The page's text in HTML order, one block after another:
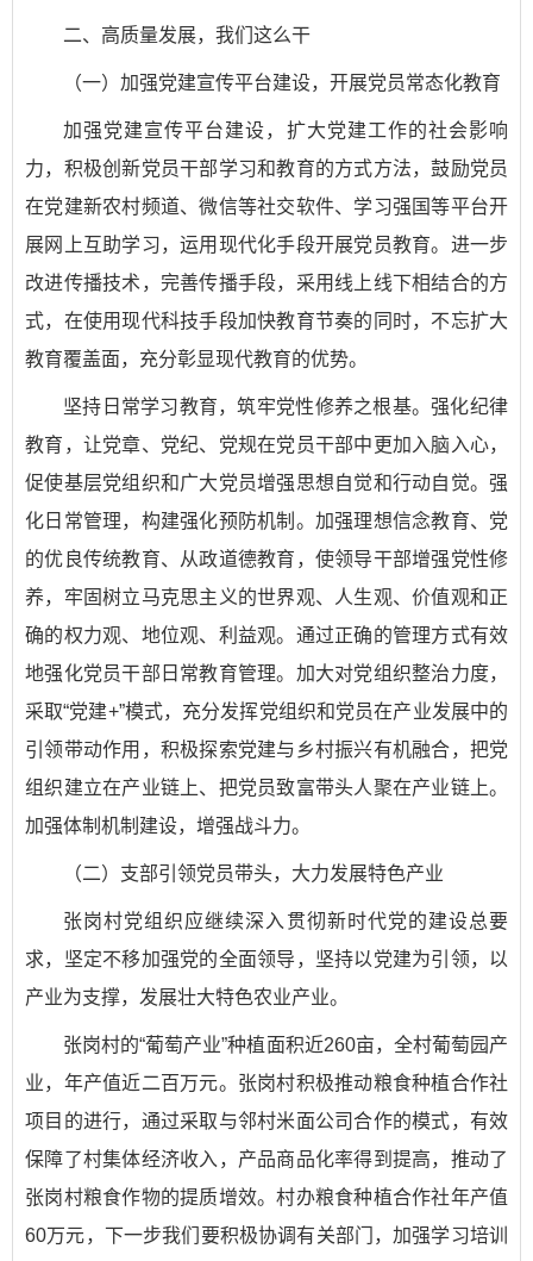
二、高质量发展，我们这么干
（一）加强党建宣传平台建设，开展党员常态化教育
加强党建宣传平台建设，扩大党建工作的社会影响
力，积极创新党员干部学习和教育的方式方法，鼓励党员
在党建新农村频道、微信等社交软件、学习强国等平台开
展网上互助学习，运用现代化手段开展党员教育。进一步
改进传播技术，完善传播手段，采用线上线下相结合的方
式，在使用现代科技手段加快教育节奏的同时，不忘扩大
教育覆盖面，充分彰显现代教育的优势。
坚持日常学习教育，筑牢党性修养之根基。强化纪律
教育，让党章、党纪、党规在党员干部中更加入脑入心，
促使基层党组织和广大党员增强思想自觉和行动自觉。强
化日常管理，构建强化预防机制。加强理想信念教育、党
的优良传统教育、从政道德教育，使领导干部增强党性修
养，牢固树立马克思主义的世界观、人生观、价值观和正
确的权力观、地位观、利益观。通过正确的管理方式有效
地强化党员干部日常教育管理。加大对党组织整治力度，
采取“党建+”模式，充分发挥党组织和党员在产业发展中的
引领带动作用，积极探索党建与乡村振兴有机融合，把党
组织建立在产业链上、把党员致富带头人聚在产业链上。
加强体制机制建设，增强战斗力。
（二）支部引领党员带头，大力发展特色产业
张岗村党组织应继续深入贯彻新时代党的建设总要
求，坚定不移加强党的全面领导，坚持以党建为引领，以
产业为支撑，发展壮大特色农业产业。
张岗村的“葡萄产业”种植面积近260亩，全村葡萄园产
业，年产值近二百万元。张岗村积极推动粮食种植合作社
项目的进行，通过采取与邻村米面公司合作的模式，有效
保障了村集体经济收入，产品商品化率得到提高，推动了
张岗村粮食作物的提质增效。村办粮食种植合作社年产值
60万元，下一步我们要积极协调有关部门，加强学习培训